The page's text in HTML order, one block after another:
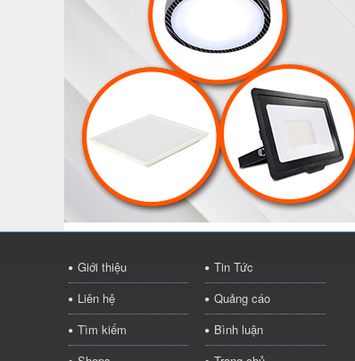
Giới thiệu
Tin Tức
Liên hệ
Quảng cáo
Tìm kiếm
Bình luận